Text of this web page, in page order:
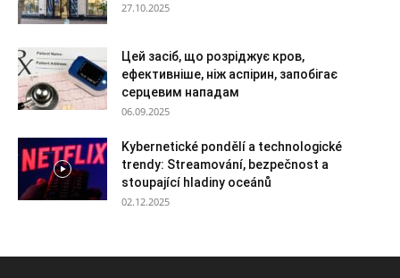
27.10.2025
Цей засіб, що розріджує кров,
ефективніше, ніж аспірин, запобігає
серцевим нападам
06.09.2025
Kybernetické pondělí a technologické
trendy: Streamování, bezpečnost a
stoupající hladiny oceánů
02.12.2025